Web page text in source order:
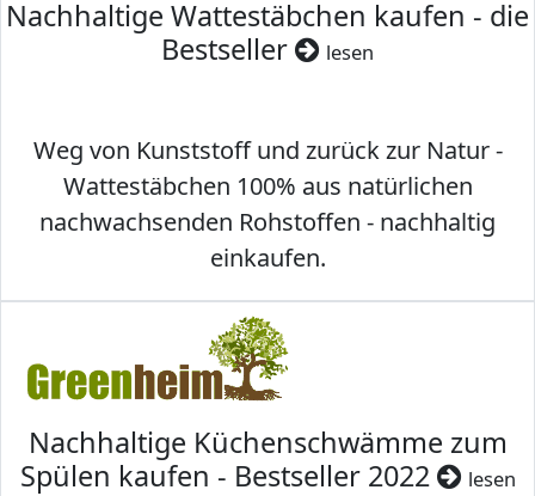
Nachhaltige Wattestäbchen kaufen - die
Bestseller
lesen
Weg von Kunststoff und zurück zur Natur -
Wattestäbchen 100% aus natürlichen
nachwachsenden Rohstoffen - nachhaltig
einkaufen.
Nachhaltige Küchenschwämme zum
Spülen kaufen - Bestseller 2022
lesen